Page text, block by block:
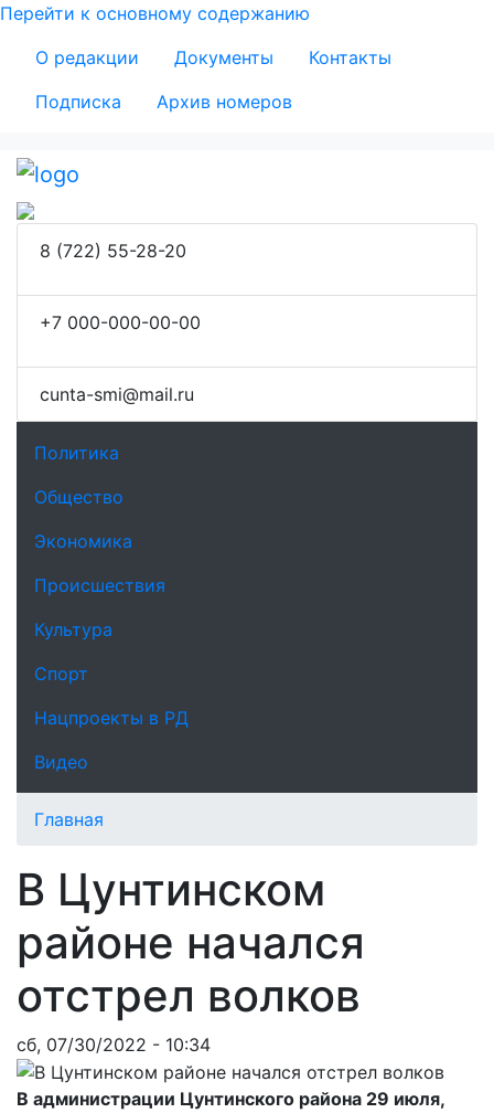
Перейти к основному содержанию
Secondary Menu
О редакции Документы
Контакты
Подписка
Архив номеров
8 (722) 55-28-20
+7 000-000-00-00
сunta-smi@mail.ru
Основная навигация
Политика
Общество
Экономика
Происшествия
Культура
Спорт
Нацпроекты в РД
Видео
Главная
В Цунтинском
районе начался
отстрел волков
сб, 07/30/2022 - 10:34
В администрации Цунтинского района 29 июля,